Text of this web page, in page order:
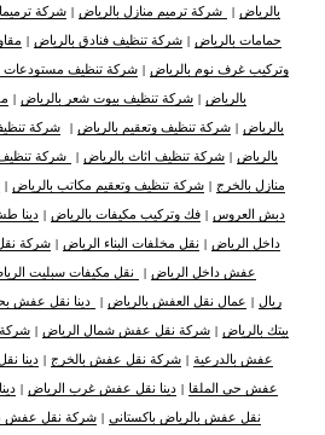
بالرياض | شركة ترميم منازل بالرياض |شركة
حمامات بالرياض | شركة تنظيف فنادق بالرياض |
وتركيب غرف نوم بالرياض | شركة تنظيف مستودعات
بالرياض |شركة تنظيف بيوت شعر بالرياض |
بالرياض | شركة تنظيف وتعقيم بالرياض | شركة
بالرياض | شركة تنظيف اثاث بالرياض | شركة
منازل بالخرج |شركة تنظيف وتعقيم مكاتب بالرياض |
دبش العروس | فك وتركيب مكيفات بالرياض | دينا
داخل الرياض | نقل مخلفات البناء الرياض | شركة
عفش داخل الرياض | نقل مكيفات سبليت
ريال | عمال نقل العفش بالرياض | دينا نقل عفش
بيتك بالرياض | شركة نقل عفش شمال الرياض |
عفش بالدرعية | شركة نقل عفش بالخرج | دينا
عفش حي الملقا |دينا نقل عفش غرب الرياض |
نقل عفش بالرياض باكستاني | شركة نقل عفش